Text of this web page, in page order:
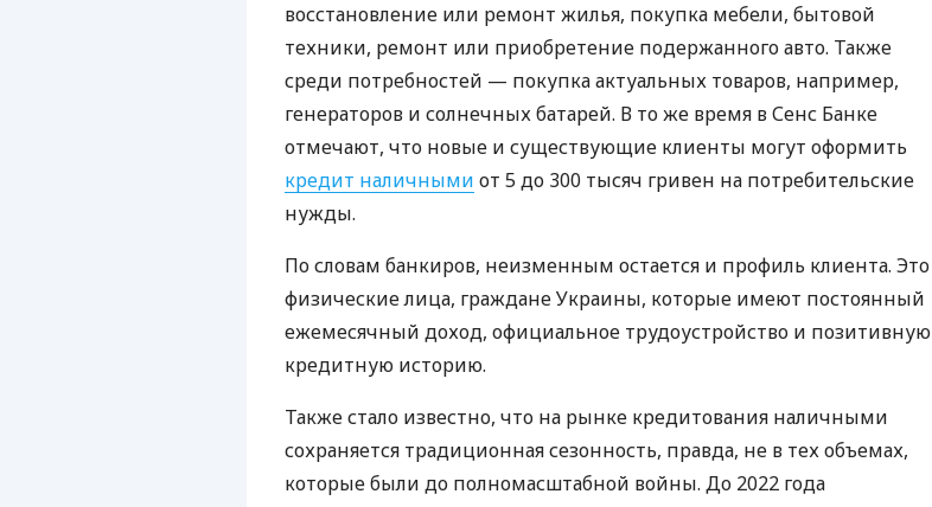
восстановление или ремонт жилья, покупка мебели, бытовой
техники, ремонт или приобретение подержанного авто. Также
среди потребностей — покупка актуальных товаров, например,
генераторов и солнечных батарей. В то же время в Сенс Банке
отмечают, что новые и существующие клиенты могут оформить
кредит наличными от 5 до 300 тысяч гривен на потребительские
нужды.
По словам банкиров, неизменным остается и профиль клиента. Это
физические лица, граждане Украины, которые имеют постоянный
ежемесячный доход, официальное трудоустройство и позитивную
кредитную историю.
Также стало известно, что на рынке кредитования наличными
сохраняется традиционная сезонность, правда, не в тех объемах,
которые были до полномасштабной войны. До 2022 года